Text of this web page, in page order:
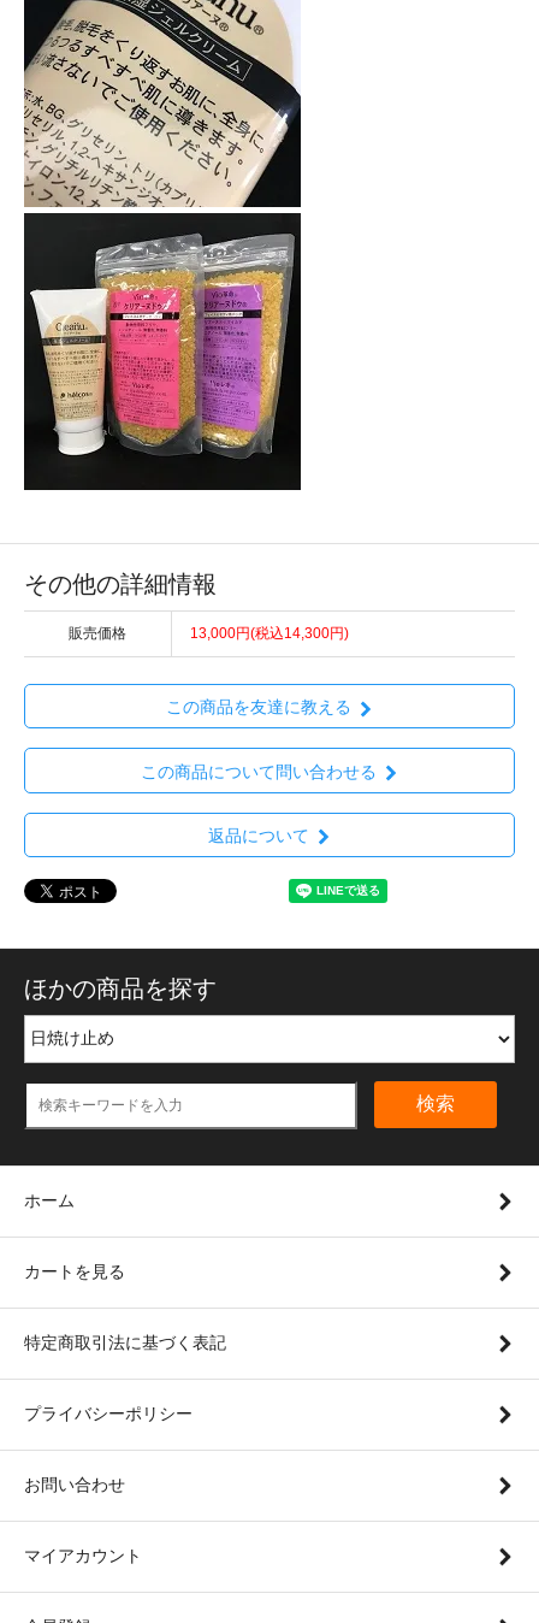
その他の詳細情報
販売価格 13,000円(税込14,300円)
この商品を友達に教える
この商品について問い合わせる
返品について
ほかの商品を探す
検索
ホーム
カートを見る
特定商取引法に基づく表記
プライバシーポリシー
お問い合わせ
マイアカウント